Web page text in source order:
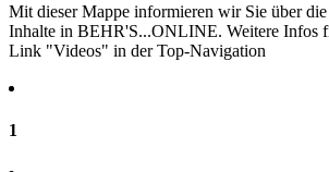
Mit dieser Mappe informieren wir Sie über die
Inhalte in BEHR'S...ONLINE. Weitere Infos
Link "Videos" in der Top-Navigation
1